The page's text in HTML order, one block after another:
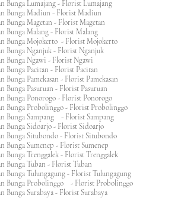
Bunga Lumajang - Florist Lumajang
Bunga Madiun - Florist Madiun
Bunga Magetan - Florist Magetan
Bunga Malang - Florist Malang
Bunga Mojokerto - Florist Mojokerto
Bunga Nganjuk - Florist Nganjuk
Bunga Ngawi - Florist Ngawi
Bunga Pacitan - Florist Pacitan
Bunga Pamekasan - Florist Pamekasan
Bunga Pasuruan - Florist Pasuruan
Bunga Ponorogo - Florist Ponorogo
Bunga Probolinggo - Florist Probolinggo
Bunga Sampang - Florist Sampang
Bunga Sidoarjo - Florist Sidoarjo
Bunga Situbondo - Florist Situbondo
Bunga Sumenep - Florist Sumenep
Bunga Trenggalek - Florist Trenggalek
Bunga Tuban - Florist Tuban
Bunga Tulungagung - Florist Tulungagung
Bunga Probolinggo - Florist Probolinggo
Bunga Surabaya - Florist Surabaya